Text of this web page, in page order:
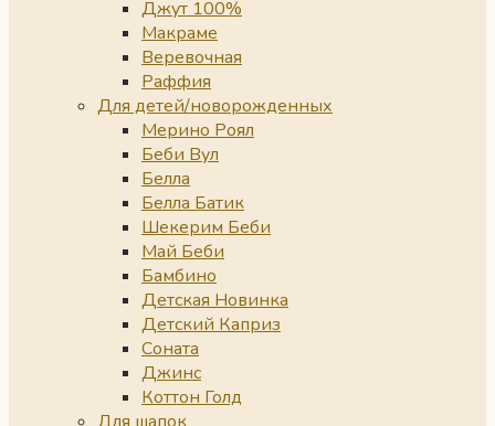
Джут 100%
Макраме
Веревочная
Раффия
Для детей/новорожденных
Мерино Роял
Беби Вул
Белла
Белла Батик
Шекерим Беби
Май Беби
Бамбино
Детская Новинка
Детский Каприз
Соната
Джинс
Коттон Голд